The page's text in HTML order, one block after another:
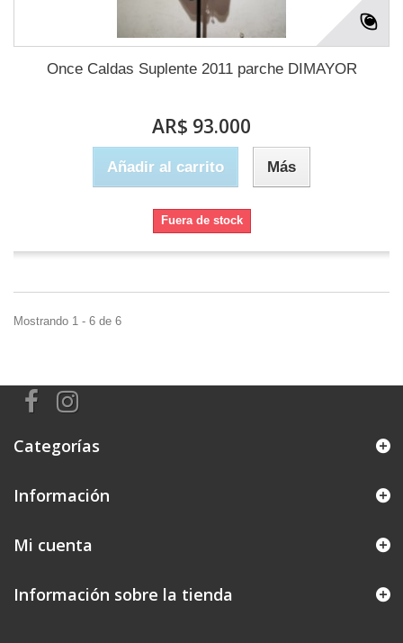
Once Caldas Suplente 2011 parche DIMAYOR
AR$ 93.000
Añadir al carrito Más
Fuera de stock
Mostrando 1 - 6 de 6
Categorías
Información
Mi cuenta
Información sobre la tienda